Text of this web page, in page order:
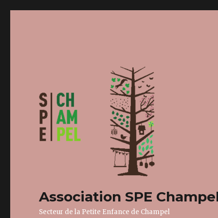
Association SPE
Secteur de la Petite Enfance de Champel